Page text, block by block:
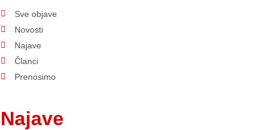
Sve objave
Novosti
Najave
Članci
Prenosimo
Najave